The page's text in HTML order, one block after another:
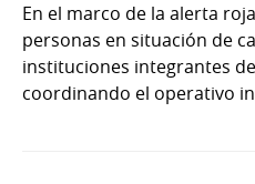
En el marco de la alerta
personas en situación de
instituciones integrantes
coordinando el operativo